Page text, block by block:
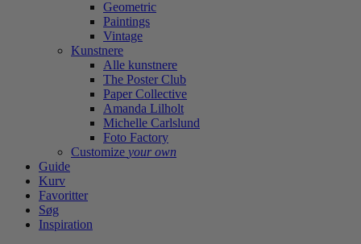
Geometric
Paintings
Vintage
Kunstnere
Alle kunstnere
The Poster Club
Paper Collective
Amanda Lilholt
Michelle Carlslund
Foto Factory
Customize your own
Guide
Kurv
Favoritter
Søg
Inspiration